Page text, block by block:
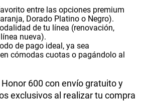
entre las opciones premium
Dorado Platino o Negro).
de tu línea (renovación,
nueva).
de pago ideal, ya sea
cómodas cuotas o pagándolo al
Honor 600 con envío gratuito y
exclusivos al realizar tu compra